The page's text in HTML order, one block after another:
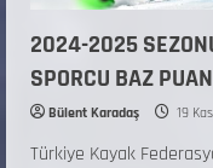
2024-2025
SPORCU BAZ
Bülent Karadaş 19
Türkiye Kayak